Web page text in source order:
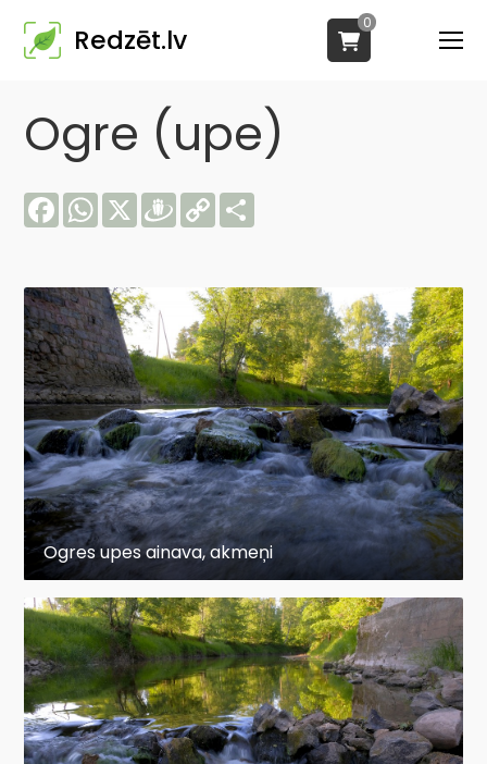
Redzēt.lv
0
Ogre (upe)
FacebookWhatsApp
X Draugiem
Copy
Link
Ogres upes ainava, akmeņi